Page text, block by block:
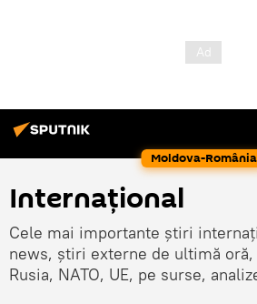
Moldova-România
Internaţional
Cele mai importante știri
news, știri externe de ultimă oră,
Rusia, NATO, UE, pe surse,